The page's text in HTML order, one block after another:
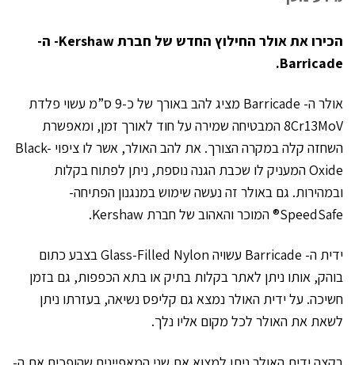
הכירו את אולר החילוץ החדש של חברת Kershaw- ה-
Barricade.
אולר ה- Barricade מציג להב באורך של כ-9 ס”מ עשוי פלדת
8Cr13MoV המבטיחה שמירה על חוד לאורך זמן, ומאפשרת
השחזה קלה במקרה הצורך. את להב האולר, אשר לו ציפוי Black-
Oxide המעניק לו שכבת הגנה נוספת, ניתן לפתוח בקלות
ובמהירות. גם באולר זה נעשה שימוש במנגנון הפתיחה-
SpeedSafe® המוכר והאהוב של חברת Kershaw.
ידית ה- Barricade עשויה Glass-Filled Nylon בצבע כתום
בוהק, אותו ניתן לאתר בקלות בתיק או בתא הכפפות, גם בזמן
חשיכה. על ידית האולר נמצא גם קליפס נשיאה, בעזרתו ניתן
לשאת את האולר לכל מקום אליו נלך.